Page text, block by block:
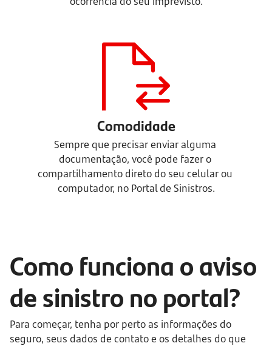
Comodidade
Sempre que precisar enviar alguma
documentação, você pode fazer o
compartilhamento direto do seu celular ou
computador, no Portal de Sinistros.
Como funciona o aviso
de sinistro no portal?
Para começar, tenha por perto as informações do
seguro, seus dados de contato e os detalhes do que